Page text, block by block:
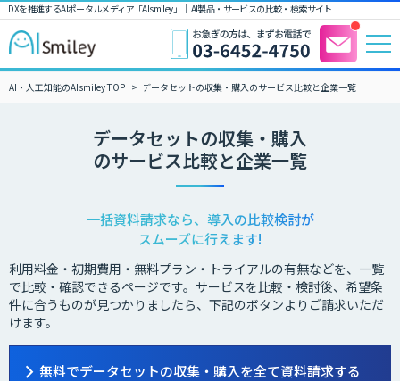
DXを推進するAIポータルメディア「AIsmiley」｜ AI製品・サービスの比較・検索サイト
AI・人工知能のAIsmiley TOP データセットの収集・購入のサービス比較と企業一覧
データセットの収集・購入
のサービス比較と企業一覧
一括資料請求なら、導入の比較検討が
スムーズに行えます!
利用料金・初期費用・無料プラン・トライアルの有無などを、一覧
で比較・確認できるページです。サービスを比較・検討後、希望条
件に合うものが見つかりましたら、下記のボタンよりご請求いただ
けます。
無料でデータセットの収集・購入を全て資料請求する